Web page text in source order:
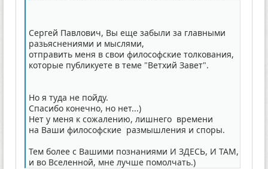
Сергей Павлович, Вы еще забыли за главными
разьяснениями и мыслями,
отправить меня в свои философские толкования,
которые публикуете в теме "Ветхий Завет".
Но я туда не пойду.
Спасибо конечно, но нет...)
Нет у меня к сожалению, лишнего времени
на Ваши философские размышления и споры.
Тем более с Вашими познаниями И ЗДЕСЬ, И ТАМ,
и во Вселенной, мне лучше помолчать.)